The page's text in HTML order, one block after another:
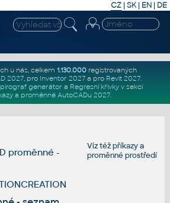
CZ | SK| EN | DE
u nás, celkem 1.130.000registrovaných
2027, pro Inventor 2027a pro Revit 2027.
generátor a Regresní křivkyv sekci
a proměnné AutoCADu 2027.
Viz téžpříkazya
proměnné prostředí
proměnné -